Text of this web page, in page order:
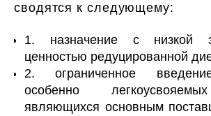
сводятся к следующему:
1. назначение с низкой
ценностью редуцированной
2. ограниченное
особенно
являющихся основным